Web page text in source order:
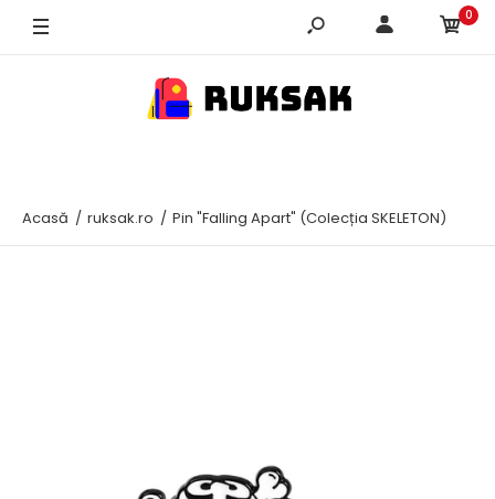
CUMPĂRĂ ACUM! STOC LIMITAT!
0
Acasă ruksak.ro Pin "Falling Apart" (Colecția SKELETON)